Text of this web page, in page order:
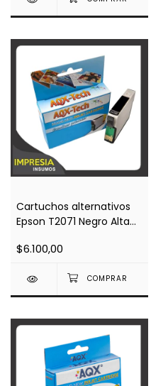
Cartuchos alternativos
Epson T2071 Negro Alta
Xp 2101)
$6.100,00